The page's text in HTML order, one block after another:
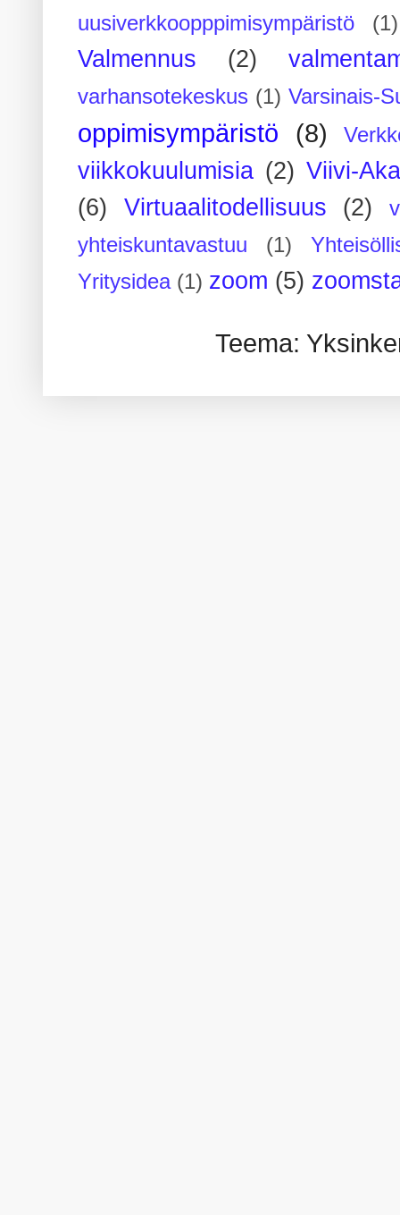
uusiverkkoopppimisympäristö
(1)
Valmennus (2)
varhansotekeskus (1) Varsinais-
oppimisympäristö (8)
viikkokuulumisia (2) Viivi-
(6)
Virtuaalitodellisuus (2)
yhteiskuntavastuu
(1)
Yritysidea (1) zoom (5)
Teema: